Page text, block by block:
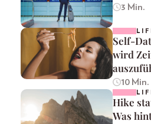
3 Min.
Self-
wird
10 Min.
Hike
Was